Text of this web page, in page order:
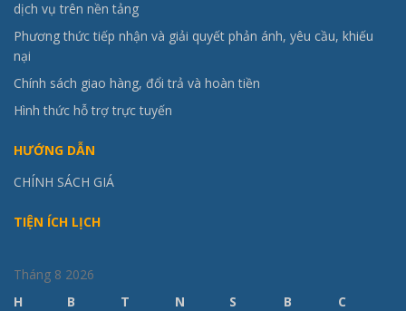
dịch vụ trên nền tảng
Phương thức tiếp nhận và giải quyết phản ánh, yêu cầu, khiếu
nại
Chính sách giao hàng, đổi trả và hoàn tiền
Hình thức hỗ trợ trực tuyến
HƯỚNG DẪN
CHÍNH SÁCH GIÁ
TIỆN ÍCH LỊCH
Tháng 8 2026
H
B T N S B
C